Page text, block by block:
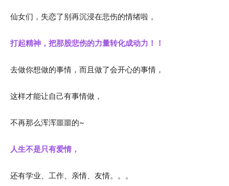
仙女们，失恋了别再沉浸在悲伤的情绪啦，
打起精神，把那股悲伤的力量转化成动力！！
去做你想做的事情，而且做了会开心的事情，
这样才能让自己有事情做，
不再那么浑浑噩噩的~
人生不是只有爱情，
还有学业、工作、亲情、友情。。。